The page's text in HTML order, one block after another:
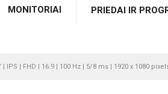
MONITORIAI PRIEDAI IR
| IPS | FHD | 16:9 | 100 Hz | 5/8 ms | 1920 x 1080